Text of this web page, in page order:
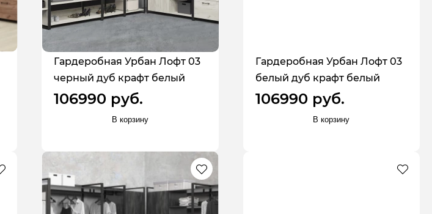
Гардеробная Урбан Лофт 03
черный дуб крафт белый
106990 руб.
В корзину
Гардеробная Урбан Лофт 03
белый дуб крафт белый
106990 руб.
В корзину